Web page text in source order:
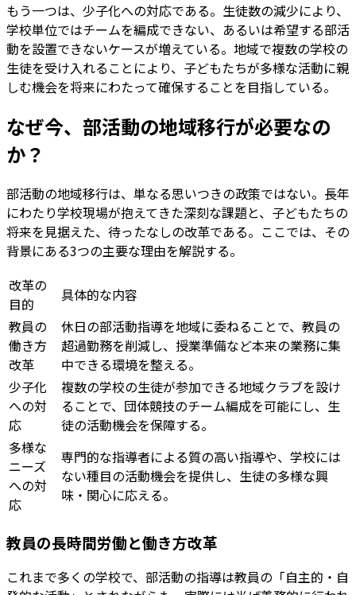
もう一つは、少子化への対応である。生徒数の減少により、
学校単位ではチームを編成できない、あるいは希望する部活
動を設置できないケースが増えている。地域で複数の学校の
生徒を受け入れることにより、子どもたちが多様な活動に親
しむ機会を将来にわたって確保することを目指している。
なぜ今、部活動の地域移行が必要なの
か？
部活動の地域移行は、単なる思いつきの政策ではない。長年
にわたり学校現場が抱えてきた深刻な課題と、子どもたちの
将来を見据えた、待ったなしの改革である。ここでは、その
背景にある3つの主要な理由を解説する。
改革の
目的
具体的な内容
教員の
働き方
改革
休日の部活動指導を地域に委ねることで、教員の
超過勤務を削減し、授業準備など本来の業務に集
中できる環境を整える。
少子化
への対
応
複数の学校の生徒が参加できる地域クラブを設け
ることで、団体競技のチーム編成を可能にし、生
徒の活動機会を保障する。
多様な
ニーズ
への対
応
専門的な指導者による質の高い指導や、学校には
ない種目の活動機会を提供し、生徒の多様な興
味・関心に応える。
教員の長時間労働と働き方改革
これまで多くの学校で、部活動の指導は教員の「自主的・自